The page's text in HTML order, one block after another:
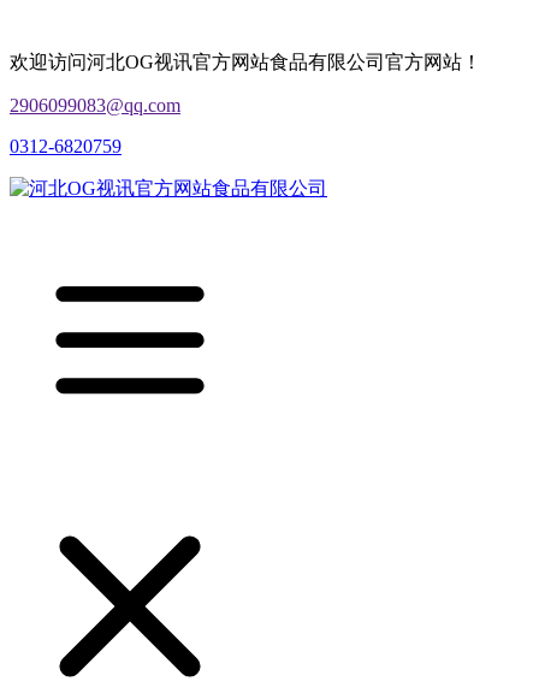
欢迎访问河北OG视讯官方网站食品有限公司官方网站！
2906099083@qq.com
0312-6820759